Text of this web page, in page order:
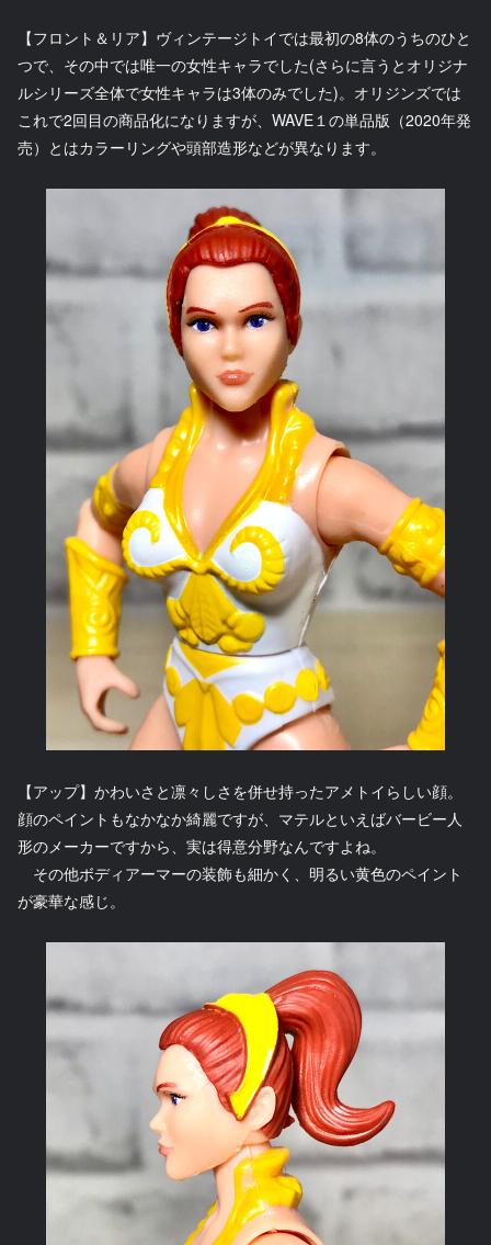
【フロント＆リア】ヴィンテージトイでは最初の8体のうちのひと
つで、その中では唯一の女性キャラでした(さらに言うとオリジナ
ルシリーズ全体で女性キャラは3体のみでした)。オリジンズでは
これで2回目の商品化になりますが、WAVE１の単品版（2020年発
売）とはカラーリングや頭部造形などが異なります。
【アップ】かわいさと凛々しさを併せ持ったアメトイらしい顔。
顔のペイントもなかなか綺麗ですが、マテルといえばバービー人
形のメーカーですから、実は得意分野なんですよね。
その他ボディアーマーの装飾も細かく、明るい黄色のペイント
が豪華な感じ。